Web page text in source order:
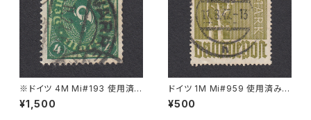
※ドイツ 4M Mi#193 使用済
み切手｜VARREL 30.11.1922
¥1,500
ドイツ 1M Mi#959 使用済み切
手｜STENDAL 11.8.1947
¥500